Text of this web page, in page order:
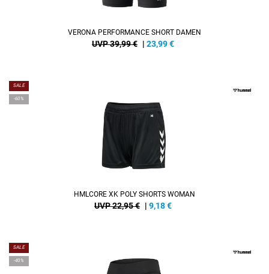
VERONA PERFORMANCE SHORT DAMEN
UVP 39,99 € | 23,99€
SALE
-60%
HMLCORE XK POLY SHORTS WOMAN
UVP 22,95 € | 9,18€
SALE
-40%